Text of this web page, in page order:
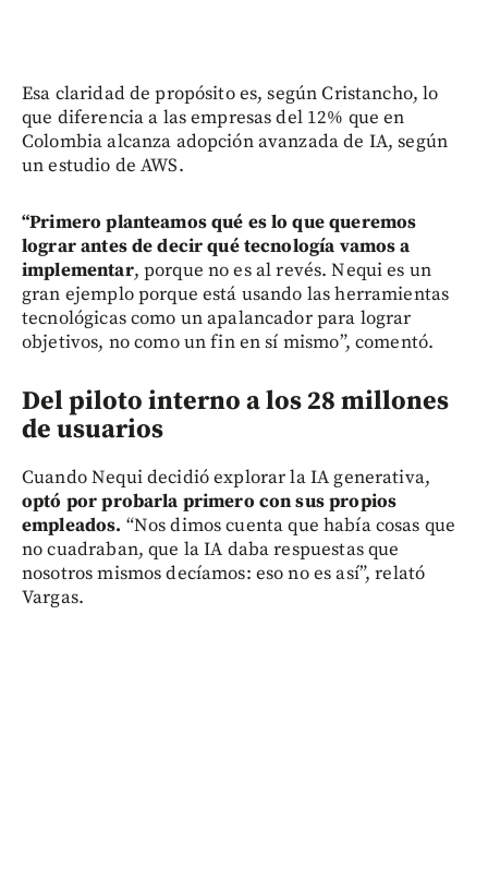
Esa claridad de propósito es, según Cristancho, lo
que diferencia a las empresas del 12% que en
Colombia alcanza adopción avanzada de IA, según
un estudio de AWS.
“Primero planteamos qué es lo que queremos
lograr antes de decir qué tecnología vamos a
implementar, porque no es al revés. Nequi es un
gran ejemplo porque está usando las herramientas
tecnológicas como un apalancador para lograr
objetivos, no como un fin en sí mismo”, comentó.
Del piloto interno a los 28 millones
de usuarios
Cuando Nequi decidió explorar la IA generativa,
optó por probarla primero con sus propios
empleados. “Nos dimos cuenta que había cosas que
no cuadraban, que la IA daba respuestas que
nosotros mismos decíamos: eso no es así”, relató
Vargas.